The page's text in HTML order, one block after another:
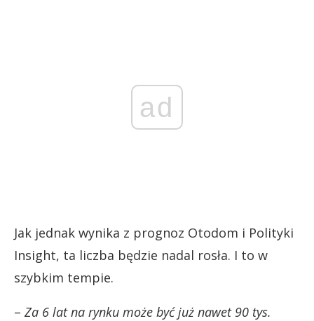
ad
Jak jednak wynika z prognoz Otodom i Polityki
Insight, ta liczba będzie nadal rosła. I to w
szybkim tempie.
– Za 6 lat na rynku może być już nawet 90 tys.